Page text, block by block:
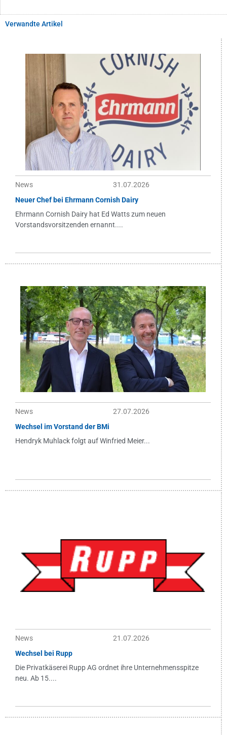
Verwandte Artikel
News
31.07.2026
Neuer Chef bei Ehrmann Cornish Dairy
Ehrmann Cornish Dairy hat Ed Watts zum neuen
Vorstandsvorsitzenden ernannt....
News
27.07.2026
Wechsel im Vorstand der BMi
Hendryk Muhlack folgt auf Winfried Meier...
News
21.07.2026
Wechsel bei Rupp
Die Privatkäserei Rupp AG ordnet ihre Unternehmensspitze
neu. Ab 15....